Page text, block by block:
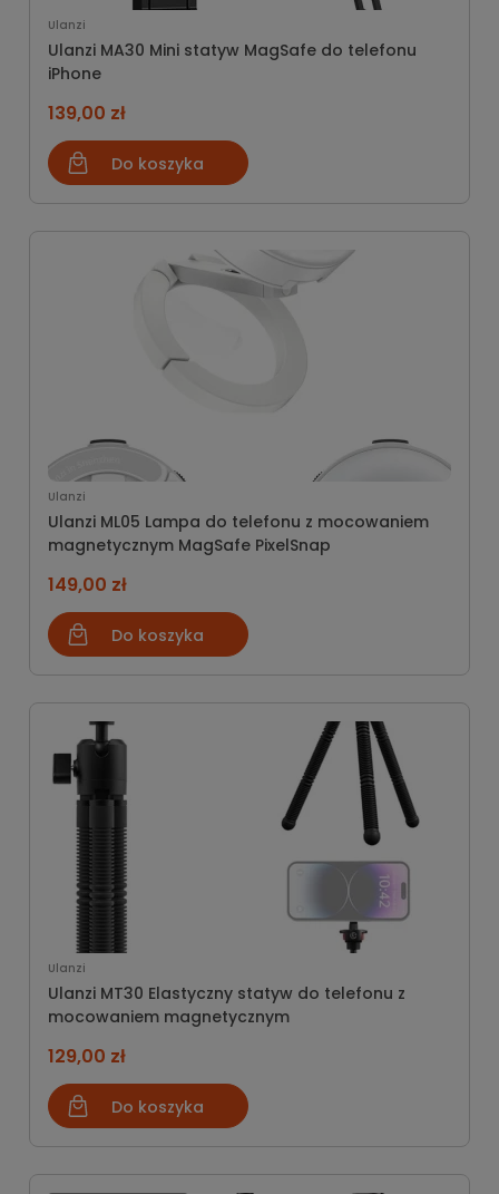
Ulanzi
Ulanzi MA30 Mini statyw MagSafe do telefonu
iPhone
139,00 zł
Do koszyka
Ulanzi
Ulanzi ML05 Lampa do telefonu z mocowaniem
magnetycznym MagSafe PixelSnap
149,00 zł
Do koszyka
Ulanzi
Ulanzi MT30 Elastyczny statyw do telefonu z
mocowaniem magnetycznym
129,00 zł
Do koszyka